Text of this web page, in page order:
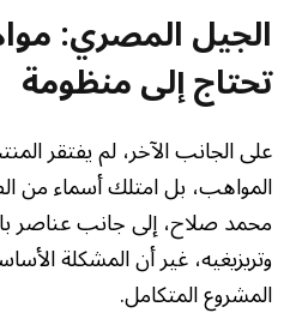
الجيل المصري:
تحتاج إلى منظومة
على الجانب الآخر، لم يفتقر
المواهب، بل امتلك أسماء من
محمد صلاح، إلى جانب عناصر
وتريزيغيه، غير أن المشكلة
المشروع المتكامل.